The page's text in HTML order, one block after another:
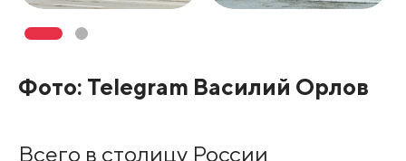
Фото: Telegram Василий Орлов
Всего в столицу России